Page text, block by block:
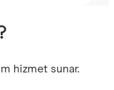
hizmet sunar.